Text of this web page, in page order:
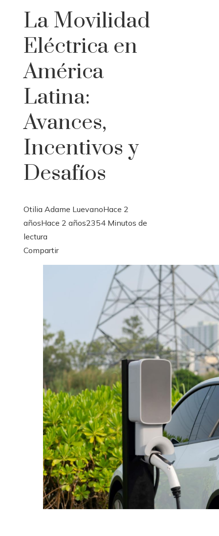
La Movilidad
Eléctrica en
América
Latina:
Avances,
Incentivos y
Desafíos
Otilia Adame LuevanoHace 2
añosHace 2 años2354 Minutos de
lectura
Facebook
Twitter
LinkedIn
Pinterest
Stumbleupon
Email
Compartir